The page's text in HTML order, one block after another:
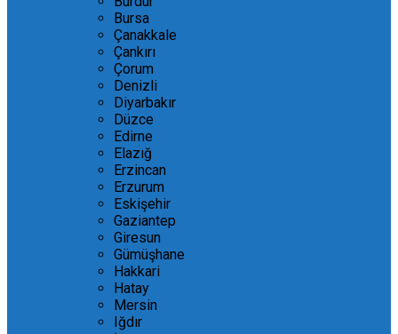
Bursa
Çanakkale
Çankırı
Çorum
Denizli
Diyarbakır
Düzce
Edirne
Elazığ
Erzincan
Erzurum
Eskişehir
Gaziantep
Giresun
Gümüşhane
Hakkari
Hatay
Mersin
Iğdır